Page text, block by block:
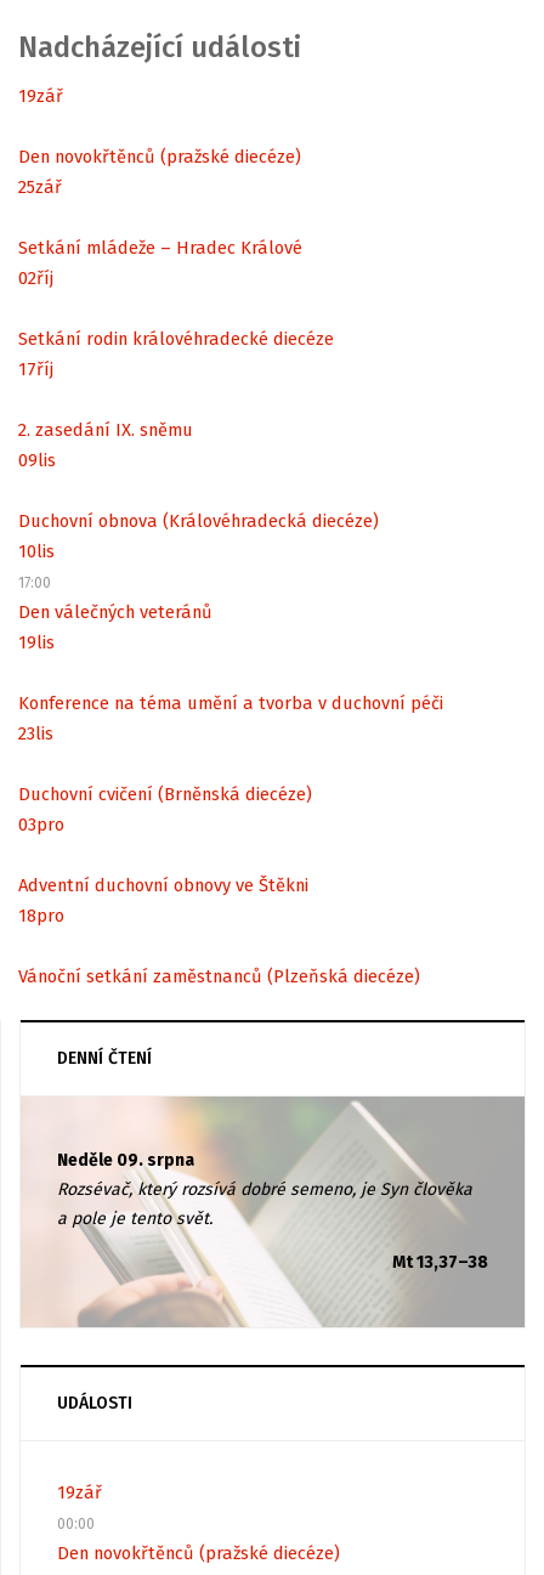
Nadcházející události
19zář
Den novokřtěnců (pražské diecéze)
25zář
Setkání mládeže – Hradec Králové
02říj
Setkání rodin královéhradecké diecéze
17říj
2. zasedání IX. sněmu
09lis
Duchovní obnova (Královéhradecká diecéze)
10lis
17:00
Den válečných veteránů
19lis
Konference na téma umění a tvorba v duchovní péči
23lis
Duchovní cvičení (Brněnská diecéze)
03pro
Adventní duchovní obnovy ve Štěkni
18pro
Vánoční setkání zaměstnanců (Plzeňská diecéze)
DENNÍ ČTENÍ
Neděle 09. srpna
Rozsévač, který rozsívá dobré semeno, je Syn člověka
a pole je tento svět.
Mt 13,37–38
UDÁLOSTI
19zář
00:00
Den novokřtěnců (pražské diecéze)